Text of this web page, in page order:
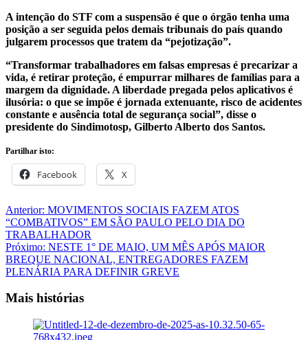
A intenção do STF com a suspensão é que o órgão tenha uma
posição a ser seguida pelos demais tribunais do país quando
julgarem processos que tratem da “pejotização”.
“Transformar trabalhadores em falsas empresas é precarizar a
vida, é retirar proteção, é empurrar milhares de famílias para a
margem da dignidade. A liberdade pregada pelos aplicativos é
ilusória: o que se impõe é jornada extenuante, risco de acidentes
constante e ausência total de segurança social”, disse o
presidente do Sindimotosp, Gilberto Alberto dos Santos.
Partilhar isto:
Facebook X
Navegação
de
artigos
Anterior: MOVIMENTOS SOCIAIS FAZEM ATOS
“COMBATIVOS” EM SÃO PAULO PELO DIA DO
TRABALHADOR
Próximo: NESTE 1° DE MAIO, UM MÊS APÓS MAIOR
BREQUE NACIONAL, ENTREGADORES FAZEM
PLENÁRIA PARA DEFINIR GREVE
Mais histórias